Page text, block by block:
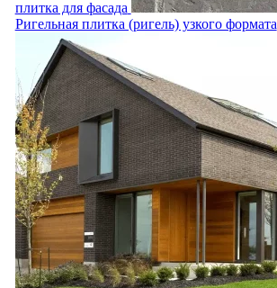
плитка для фасада
Ригельная плитка (ригель) узкого формата